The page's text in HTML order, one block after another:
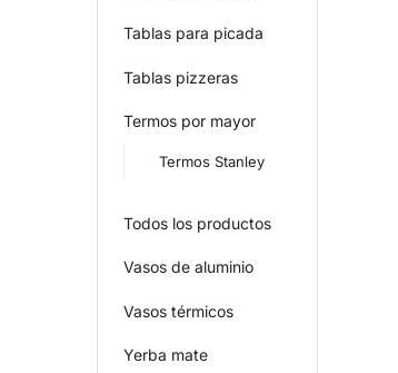
Tablas para picada
Tablas pizzeras
Termos por mayor
Termos Stanley
Todos los productos
Vasos de aluminio
Vasos térmicos
Yerba mate